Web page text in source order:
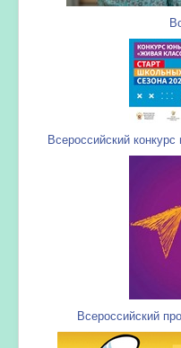
Всероссийский
Всероссийский